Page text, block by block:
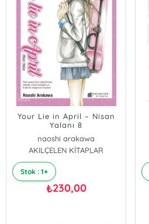
Your Lie in April – Nisan
Yalanı 8
naoshi arakawa
AKILÇELEN KİTAPLAR
Stok : 1+
₺230,00